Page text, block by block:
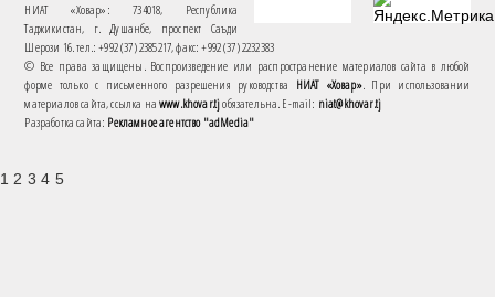
НИАТ «Ховар»: 734018, Республика
Таджикистан, г. Душанбе, проспект Саъди
Шерози 16. тел.: +992 (37) 2385217, факс: +992 (37) 2232383
© Все права защищены. Воспроизведение или распространение материалов сайта в любой
форме только с письменного разрешения руководства НИАТ «Ховар». При использовании
материалов сайта, ссылка наwww.khovar.tjобязательна. E-mail: niat@khovar.tj
Разработка сайта: Рекламное агентство "adMedia"
1 2 3 4 5